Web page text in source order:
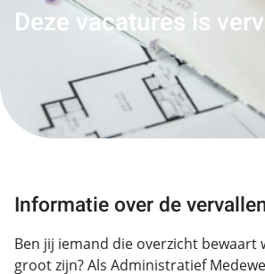
Deze vacatures is
Informatie over de
Ben jij iemand die overzicht bewaart
groot zijn? Als Administratief